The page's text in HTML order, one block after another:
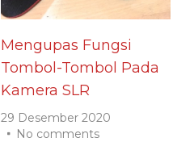
Mengupas Fungsi
Tombol-Tombol Pada
Kamera SLR
29 Desember 2020
No comments